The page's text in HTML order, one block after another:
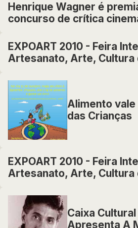
Henrique Wagner é
concurso de crítica
EXPOART 2010 - Feira
Artesanato, Arte, Cultura
Alimento vale
das Crianças
EXPOART 2010 - Feira
Artesanato, Arte, Cultura
Caixa
Apresenta A